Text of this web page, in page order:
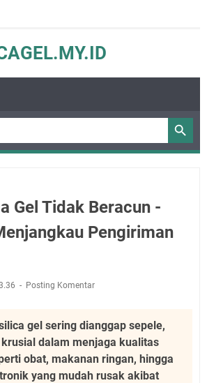
Gel Tidak Beracun -
Pengiriman
Posting Komentar
gel sering dianggap sepele,
dalam menjaga kualitas
obat, makanan ringan, hingga
yang mudah rusak akibat